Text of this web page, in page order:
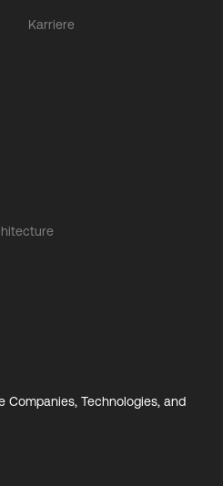
Karriere
Companies, Technologies, and